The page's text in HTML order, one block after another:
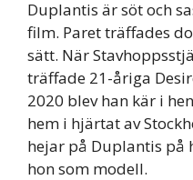
Duplantis är söt och
film. Paret träffades
sätt. När
träffade 21-åriga
2020 blev han kär i
hem i hjärtat av
hejar på Duplantis på
hon som modell.